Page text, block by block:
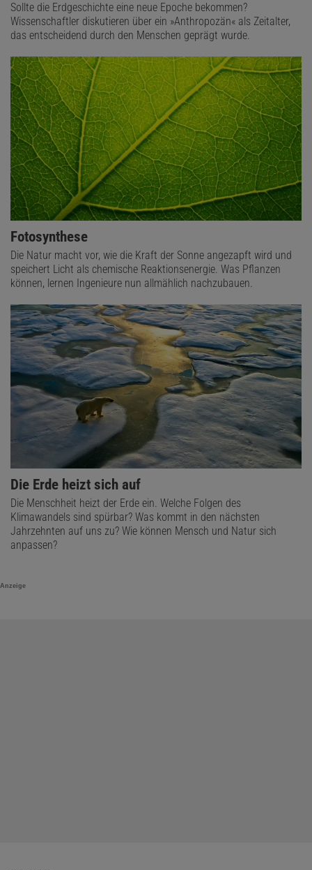
Sollte die Erdgeschichte eine neue Epoche bekommen?
Wissenschaftler diskutieren über ein »Anthropozän« als Zeitalter,
das entscheidend durch den Menschen geprägt wurde.
Fotosynthese
Die Natur macht vor, wie die Kraft der Sonne angezapft wird und
speichert Licht als chemische Reaktionsenergie. Was Pflanzen
können, lernen Ingenieure nun allmählich nachzubauen.
Die Erde heizt sich auf
Die Menschheit heizt der Erde ein. Welche Folgen des
Klimawandels sind spürbar? Was kommt in den nächsten
Jahrzehnten auf uns zu? Wie können Mensch und Natur sich
anpassen?
Anzeige